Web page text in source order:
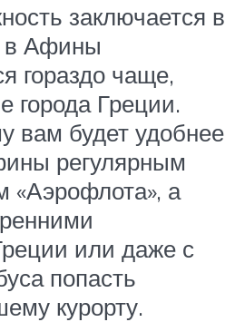
заключается в
в Афины
гораздо чаще,
города Греции.
вам будет удобнее
регулярным
а
или даже с
попасть
курорту.